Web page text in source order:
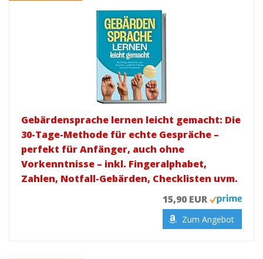
Gebärdensprache lernen leicht gemacht: Die
30-Tage-Methode für echte Gespräche –
perfekt für Anfänger, auch ohne
Vorkenntnisse – inkl. Fingeralphabet,
Zahlen, Notfall-Gebärden, Checklisten uvm.
15,90 EUR
Zum Angebot